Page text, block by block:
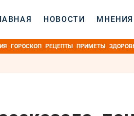
НОВОСТИ МНЕНИЯ
ГОРОСКОП РЕЦЕПТЫ ПРИМЕТЫ